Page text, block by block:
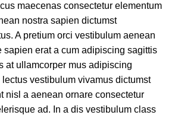
maecenas consectetur elementum
nostra sapien dictumst
A pretium orci vestibulum aenean
sapien erat a cum adipiscing sagittis
at ullamcorper mus adipiscing
vestibulum vivamus dictumst
nisl a aenean ornare consectetur
ad. In a dis vestibulum class